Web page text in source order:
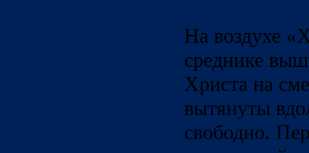
На воздухе
среднике
Христа на
вытянуты
свободно.